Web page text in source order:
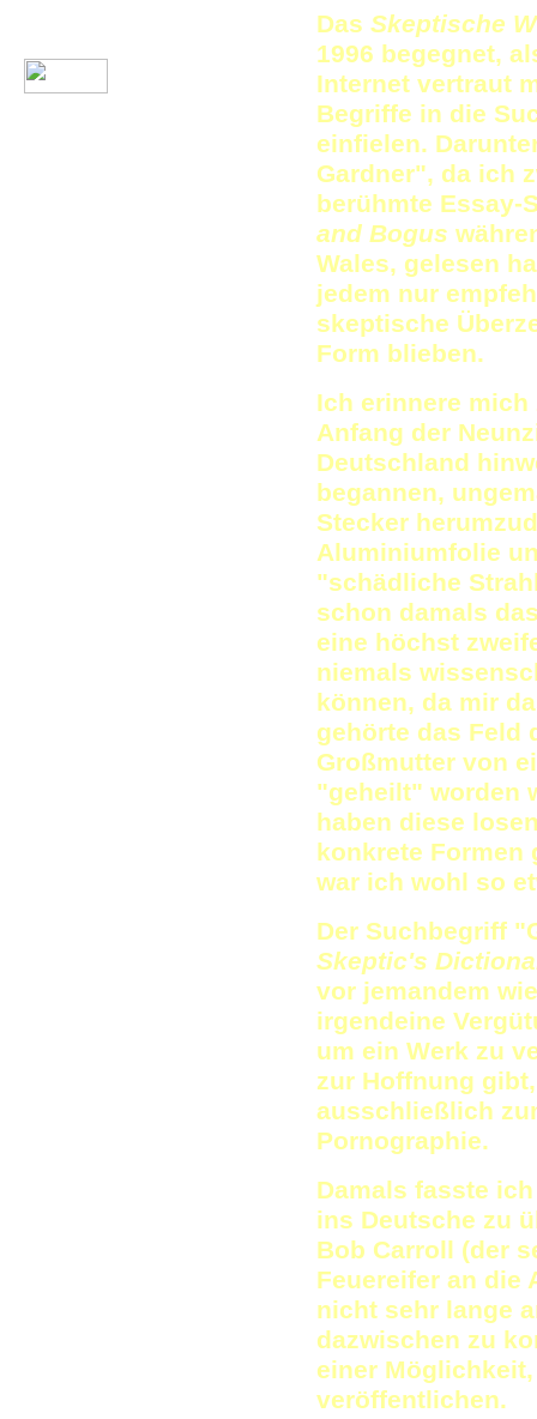
Das Skeptische
1996 begegnet,
Internet vertraut
Begriffe in die
einfielen.
Gardner", da ich
berühmte Essay-
and Bogus
Wales, gelesen
jedem nur
skeptische
Form blieben.
Ich erinnere
Anfang der
Deutschland
begannen,
Stecker
Aluminiumfolie
"schädliche
schon damals
eine höchst
niemals
können, da mir
gehörte das Feld
Großmutter von
"geheilt" worden
haben diese
konkrete Formen
war ich wohl so
Der Suchbegriff
Skeptic's
vor jemandem
irgendeine
um ein Werk zu
zur Hoffnung
ausschließlich
Pornographie.
Damals fasste
ins Deutsche zu
Bob Carroll (der
Feuereifer an die
nicht sehr lange
dazwischen zu
einer
veröffentlichen.